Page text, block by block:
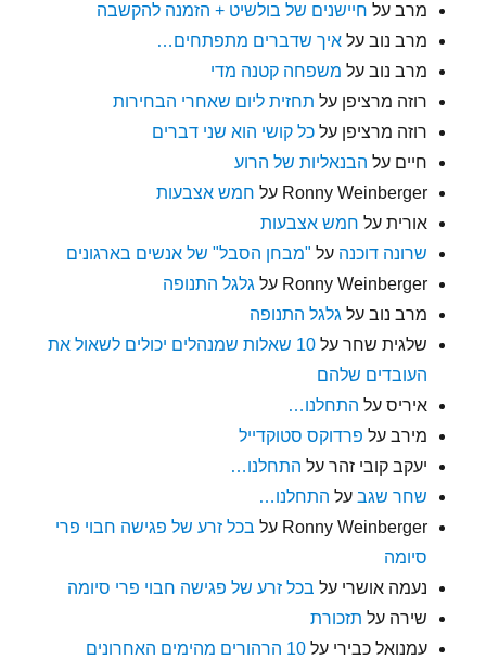
מרב על חיישנים של בולשיט + הזמנה להקשבה
מרב נוב עלאיך שדברים מתפתחים…
מרב נוב על משפחה קטנה מדי
רוזה מרציפן על תחזית ליום שאחרי הבחירות
רוזה מרציפן עלכל קושי הוא שני דברים
חיים על הבנאליות של הרוע
Ronny Weinberger על חמש אצבעות
אורית על חמש אצבעות
שרונה דוכנה על "מבחן הסבל" של אנשים בארגונים
Ronny Weinberger על גלגל התנופה
מרב נוב על גלגל התנופה
שלגית שחר על
10 שאלות שמנהלים יכולים לשאול את
העובדים שלהם
איריס על התחלנו…
מירב על פרדוקס סטוקדייל
יעקב קובי זהר על התחלנו…
שחר שגב על התחלנו…
Ronny Weinberger על בכל זרע של פגישה חבוי פרי
סיומה
נעמה אושרי על בכל זרע של פגישה חבוי פרי סיומה
שירה על תזכורת
עמנואל כבירי על
10 הרהורים מהימים האחרונים